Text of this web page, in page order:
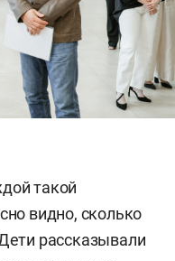
такой
видно, сколько
рассказывали